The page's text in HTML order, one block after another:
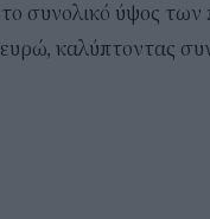
συνολικό ύψος
καλύπτοντας